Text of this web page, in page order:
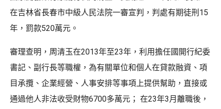
在吉林省長春市中級人民法院一審宣判，判處有期徒刑15
年，罰款520萬元。
審理查明，周清玉在2013年至23年，利用擔任國開行紀委
書記、副行長等職權，為有關單位和個人在貸款融資、項
目承攬、企業經營、人事安排等事項上提供幫助，直接或
通過他人非法收受財物6700多萬元； 在23年3月離職後，